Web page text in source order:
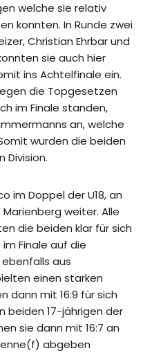
welche sie relativ
konnten. In Runde zwei
Christian Ehrbar und
sie auch hier
ins Achtelfinale ein.
die Topgesetzen
im Finale standen,
an, welche
wurden die beiden
Division.
im Doppel der U18, an
weiter. Alle
die beiden klar für sich
Finale auf die
aus
einen starken
dann mit 16:9 für sich
beiden 17-jährigen der
sie dann mit 16:7 an
abgeben